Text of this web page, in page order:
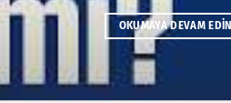
OKUMAYA DEVAM EDIN